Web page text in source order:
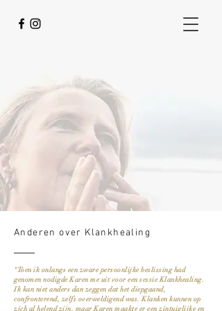
Anderen over Klankhealing
"Toen ik onlangs een zware persoonlijke beslissing had
genomen nodigde Karen me uit voor een sessie Klankhealing.
Ik kan niet anders dan zeggen dat het diepgaand,
confronterend, zelfs overweldigend was. Klanken kunnen op
zich al helend zijn, maar Karen maakte er een zintuiglijke en